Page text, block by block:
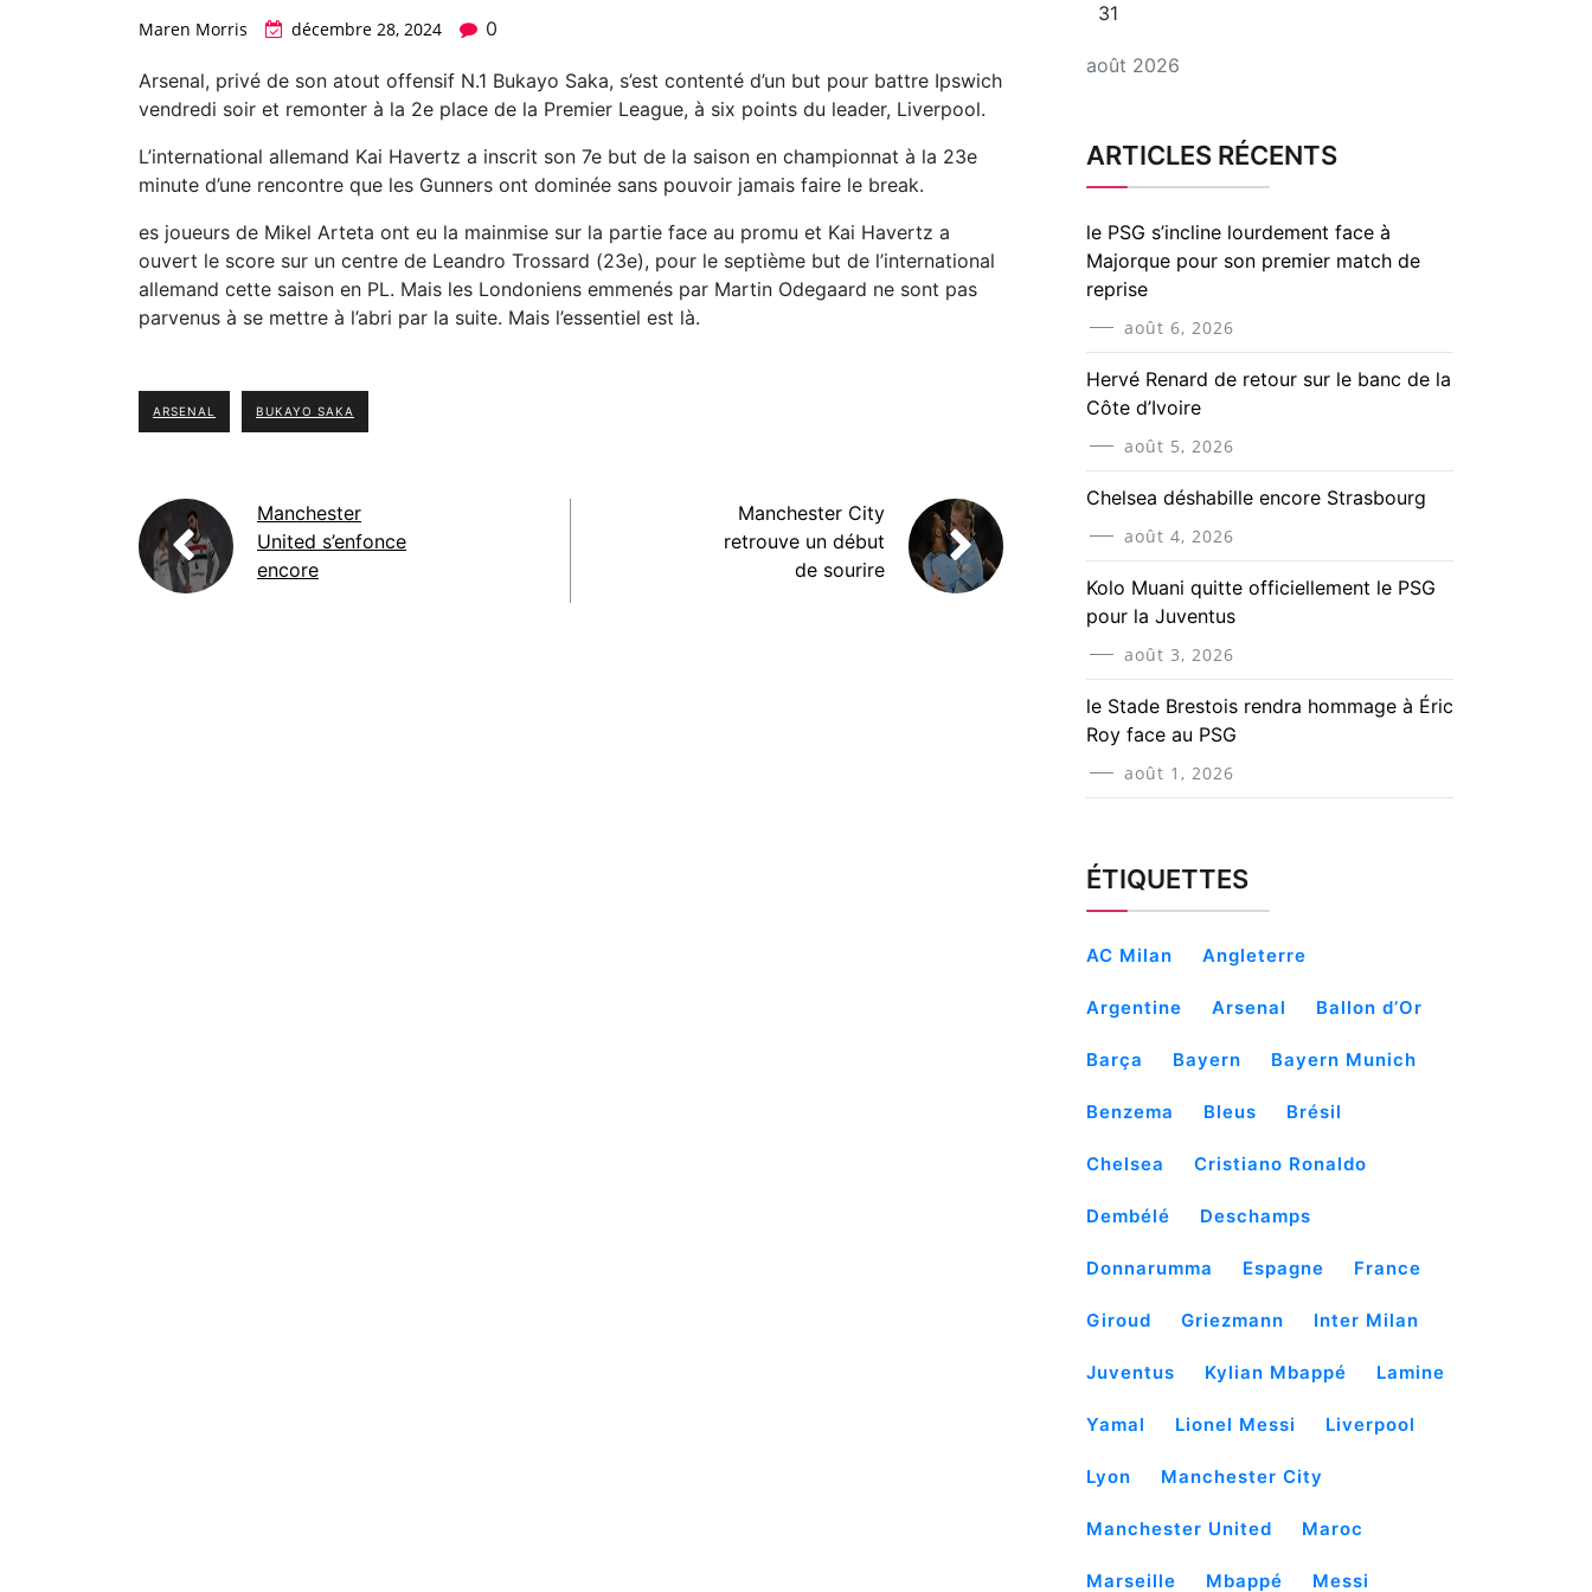
Maren Morris décembre 28, 2024 0
Arsenal, privé de son atout offensif N.1 Bukayo Saka, s’est contenté d’un but pour battre Ipswich
vendredi soir et remonter à la 2e place de la Premier League, à six points du leader, Liverpool.
L’international allemand Kai Havertz a inscrit son 7e but de la saison en championnat à la 23e
minute d’une rencontre que les Gunners ont dominée sans pouvoir jamais faire le break.
es joueurs de Mikel Arteta ont eu la mainmise sur la partie face au promu et Kai Havertz a
ouvert le score sur un centre de Leandro Trossard (23e), pour le septième but de l’international
allemand cette saison en PL. Mais les Londoniens emmenés par Martin Odegaard ne sont pas
parvenus à se mettre à l’abri par la suite. Mais l’essentiel est là.
ARSENAL BUKAYO SAKA
Manchester
United s’enfonce
encore
Manchester City
retrouve un début
de sourire
août 2026
31
ARTICLES RÉCENTS
le PSG s’incline lourdement face à
Majorque pour son premier match de
reprise
août 6, 2026
Hervé Renard de retour sur le banc de la
Côte d’Ivoire
août 5, 2026
Chelsea déshabille encore Strasbourg
août 4, 2026
Kolo Muani quitte officiellement le PSG
pour la Juventus
août 3, 2026
le Stade Brestois rendra hommage à Éric
Roy face au PSG
août 1, 2026
ÉTIQUETTES
AC Milan Angleterre
Argentine Arsenal Ballon d’Or
Barça Bayern Bayern Munich
Benzema Bleus Brésil
Chelsea Cristiano Ronaldo
Dembélé Deschamps
Donnarumma Espagne France
Giroud Griezmann Inter Milan
Juventus Kylian Mbappé Lamine
Yamal Lionel Messi Liverpool
Lyon Manchester City
Manchester United Maroc
Marseille Mbappé Messi